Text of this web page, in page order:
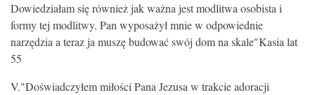
Dowiedziałam się również jak ważna jest modlitwa osobista i
formy tej modlitwy. Pan wyposażył mnie w odpowiednie
narzędzia a teraz ja muszę budować swój dom na skale"Kasia lat
55
V."Doświadczyłem miłości Pana Jezusa w trakcie adoracji